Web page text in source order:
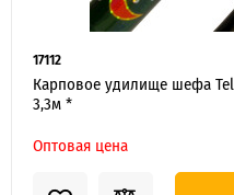
17112
Карповое удилище шефа
3,3м *
Оптовая цена